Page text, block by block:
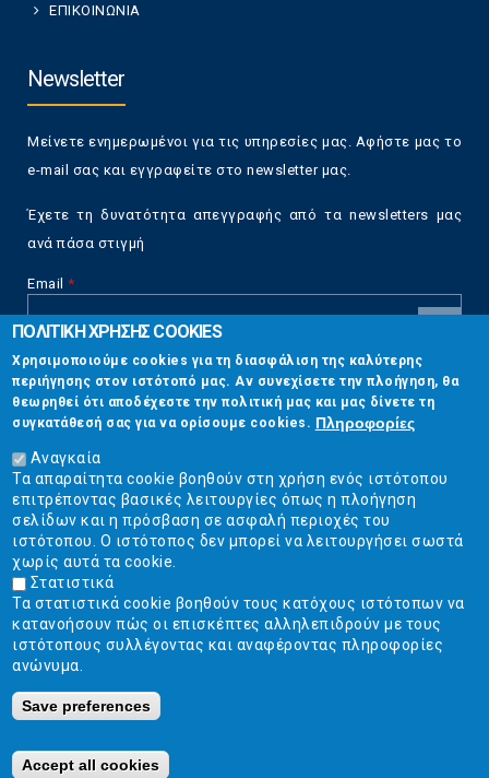
ΕΠΙΚΟΙΝΩΝΙΑ
Newsletter
Μείνετε ενημερωμένοι για τις υπηρεσίες μας. Αφήστε μας το
e-mail σας και εγγραφείτε στο newsletter μας.
Έχετε τη δυνατότητα απεγγραφής από τα newsletters μας
ανά πάσα στιγμή
Email *
CAPTCHA
This
question is
for testing
whether or
not you are a
human visitor
and to
prevent
automated
spam
submissions.
5+2
Επικοινωνία
Στουρνάρη 17, Αθήνα 10683
2103304444
info@ekpizo.gr
www.ekpizo.gr
Δευ - Πεμ:10:00 πμ - 2:00 μμ
Σάβ - Κυρ: Κλειστά
Κατασκευή ιστοσελίδων Istology | Web & Marketing Solutions
ΠΟΛΙΤΙΚΗ ΧΡΗΣΗΣ COOKIES
Χρησιμοποιούμε cookies για τη διασφάλιση της καλύτερης
περιήγησης στον ιστότοπό μας. Αν συνεχίσετε την πλοήγηση, θα
θεωρηθεί ότι αποδέχεστε την πολιτική μας και μας δίνετε τη
συγκατάθεσή σας για να ορίσουμε cookies. Πληροφορίες
Αναγκαία
Τα απαραίτητα cookie βοηθούν στη χρήση ενός ιστότοπου
επιτρέποντας βασικές λειτουργίες όπως η πλοήγηση
σελίδων και η πρόσβαση σε ασφαλή περιοχές του
ιστότοπου. Ο ιστότοπος δεν μπορεί να λειτουργήσει σωστά
χωρίς αυτά τα cookie.
Στατιστικά
Τα στατιστικά cookie βοηθούν τους κατόχους ιστότοπων να
κατανοήσουν πώς οι επισκέπτες αλληλεπιδρούν με τους
ιστότοπους συλλέγοντας και αναφέροντας πληροφορίες
ανώνυμα.
Save preferences
Accept all cookies